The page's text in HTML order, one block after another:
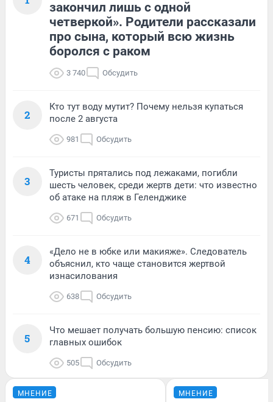
закончил лишь с одной
четверкой». Родители рассказали
про сына, который всю жизнь
боролся с раком
3 740 Обсудить
2
Кто тут воду мутит? Почему нельзя купаться
после 2 августа
981 Обсудить
3
Туристы прятались под лежаками, погибли
шесть человек, среди жертв дети: что известно
об атаке на пляж в Геленджике
671 Обсудить
4
«Дело не в юбке или макияже». Следователь
объяснил, кто чаще становится жертвой
изнасилования
638 Обсудить
5
Что мешает получать большую пенсию: список
главных ошибок
505 Обсудить
МНЕНИЕ МНЕНИЕ